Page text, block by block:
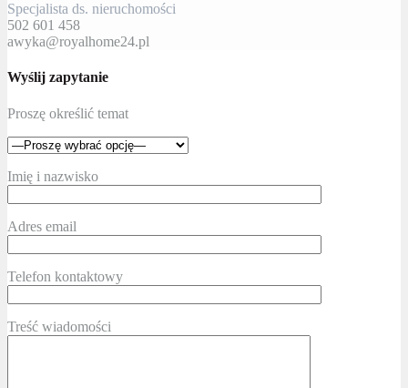
Specjalista ds. nieruchomości
502 601 458
awyka@royalhome24.pl
Wyślij zapytanie
Proszę określić temat
Imię i nazwisko
Adres email
Telefon kontaktowy
Treść wiadomości